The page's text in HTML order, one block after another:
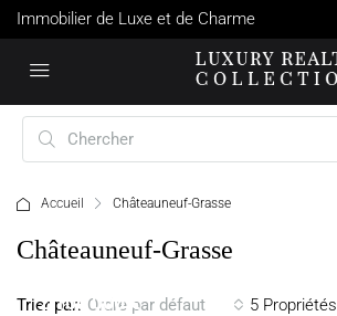
Immobilier de Luxe et de Charme
Accueil Châteauneuf-Grasse
Châteauneuf-Grasse
5 Propriétés
Trier par: Ordre par défaut
2 100 000 €